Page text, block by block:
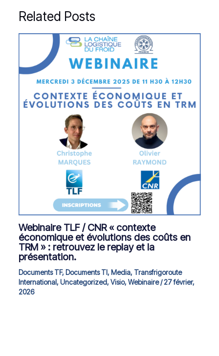
Related Posts
Webinaire TLF / CNR « contexte
économique et évolutions des coûts en
TRM » : retrouvez le replay et la
présentation.
Documents TF, Documents TI, Media, Transfrigoroute
International, Uncategorized, Visio, Webinaire/27 février,
2026